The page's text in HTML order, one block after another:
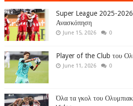
Super League 2025-
Ανασκόπηση
June 15, 2026 0
Player of the Club του
June 11, 2026 0
Όλα τα γκολ του